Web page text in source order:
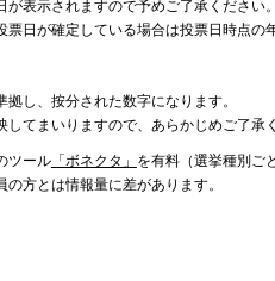
表示されますので予めご了承ください。
日が確定している場合は投票日時点の
し、按分された数字になります。
てまいりますので、あらかじめご了承
ツール「ボネクタ」 を有料（選挙種別ご
方とは情報量に差があります。